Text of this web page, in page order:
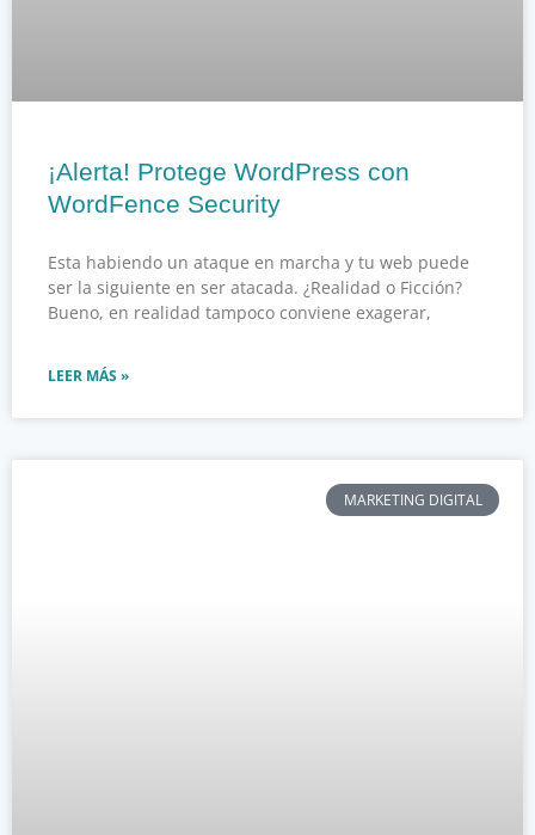
¡Alerta! Protege WordPress con
WordFence Security
Esta habiendo un ataque en marcha y tu web puede
ser la siguiente en ser atacada. ¿Realidad o Ficción?
Bueno, en realidad tampoco conviene exagerar,
LEER MÁS »
MARKETING DIGITAL